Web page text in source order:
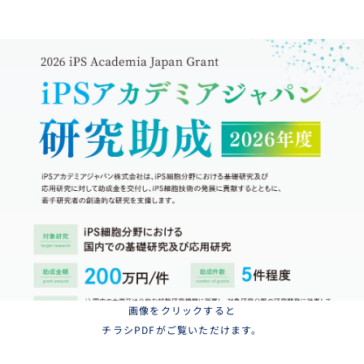
画像をクリックすると
チラシPDFがご覧いただけます。